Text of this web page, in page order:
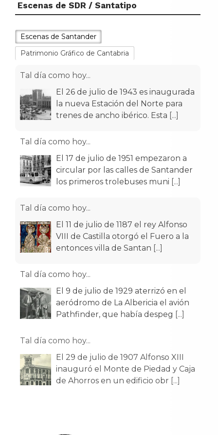
Escenas de SDR / Santatipo
Escenas de Santander
Patrimonio Gráfico de Cantabria
Tal día como hoy...
El 26 de julio de 1943 es inaugurada
la nueva Estación del Norte para
trenes de ancho ibérico. Esta [...]
Tal día como hoy...
El 17 de julio de 1951 empezaron a
circular por las calles de Santander
los primeros trolebuses muni [...]
Tal día como hoy...
El 11 de julio de 1187 el rey Alfonso
VIII de Castilla otorgó el Fuero a la
entonces villa de Santan [...]
Tal día como hoy...
El 9 de julio de 1929 aterrizó en el
aeródromo de La Albericia el avión
Pathfinder, que había despeg [...]
Tal día como hoy...
El 29 de julio de 1907 Alfonso XIII
inauguró el Monte de Piedad y Caja
de Ahorros en un edificio obr [...]